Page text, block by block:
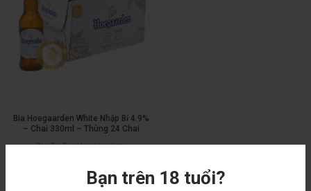
Bạn trên 18 tuổi?
Bia Hoegaarden White Nhập Bỉ 4.9%
– Chai 330ml – Thùng 24 Chai
Bia Bỉ,Bia Hoegaarden,
750,000